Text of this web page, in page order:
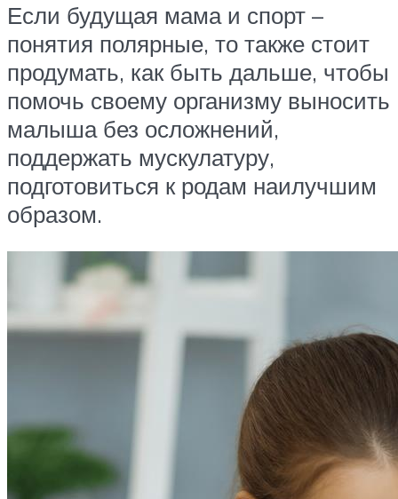
Если будущая мама и спорт –
понятия полярные, то также стоит
продумать, как быть дальше, чтобы
помочь своему организму выносить
малыша без осложнений,
поддержать мускулатуру,
подготовиться к родам наилучшим
образом.